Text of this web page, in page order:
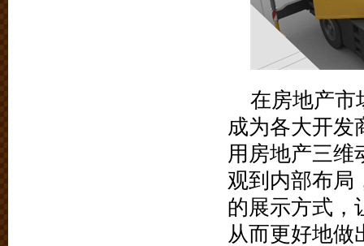
在房地产市
成为各大开发
用房地产三维
观到内部布局
的展示方式，
从而更好地做